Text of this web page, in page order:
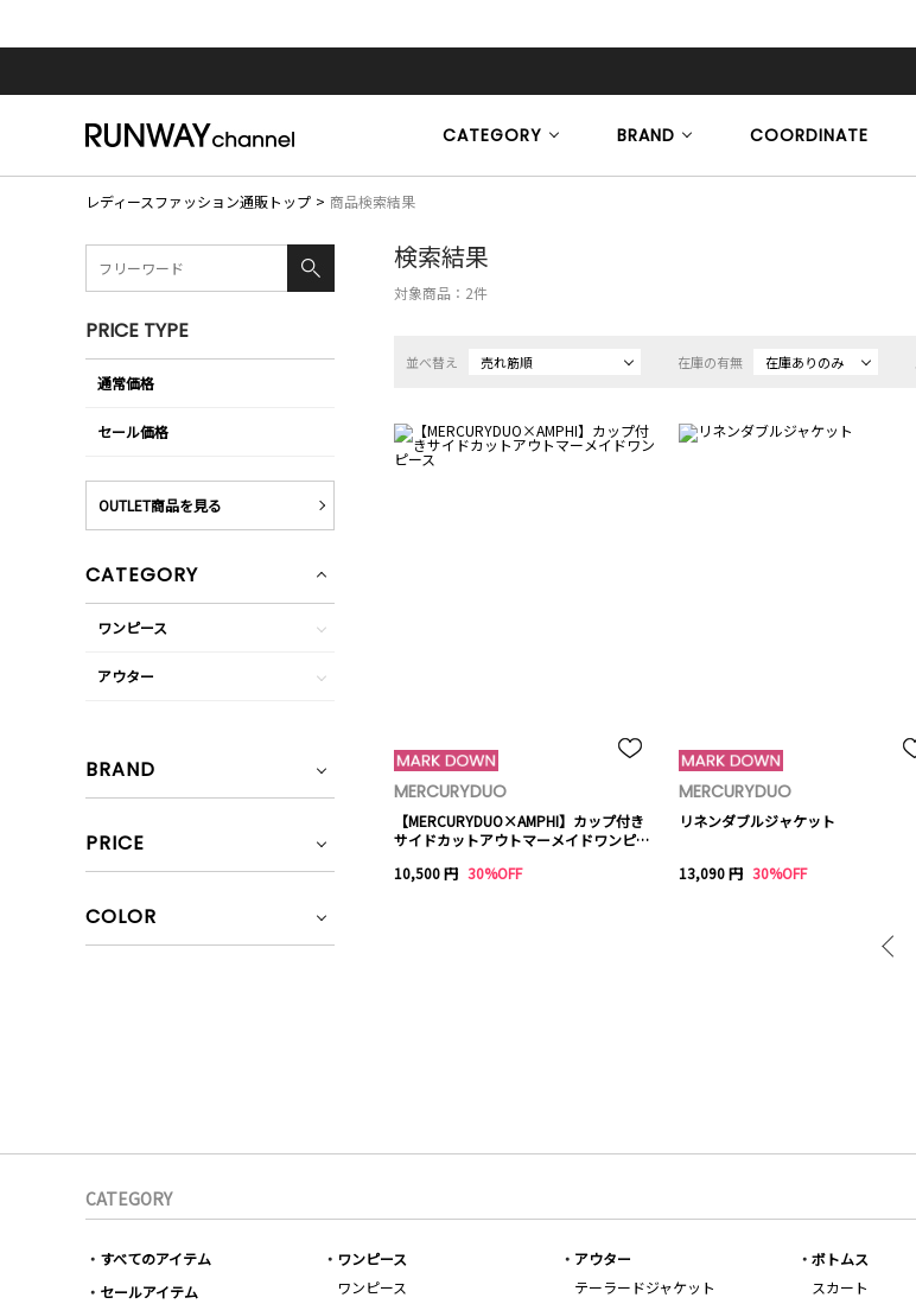
CATEGORY BRAND COORDINATE
レディースファッション通販トップ 商品検索結果
検索結果
対象商品： 2件
並べ替え 売れ筋順 在庫の有無 在庫ありのみ
MERCURYDUO
【MERCURYDUO×AMPHI】カップ付き
サイドカットアウトマーメイドワンピー
10,500 円 30%OFF
MERCURYDUO
リネンダブルジャケット
13,090 円 30%OFF
PRICE TYPE
通常価格
セール価格
OUTLET商品を見る
CATEGORY
ワンピース
アウター
BRAND
PRICE
COLOR
CATEGORY
すべてのアイテム
セールアイテム
ワンピース
ワンピース
アウター
テーラードジャケット
ボトムス
スカート